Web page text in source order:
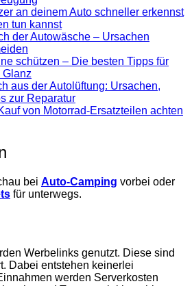
an deinem Auto schneller erkennst
tun kannst
der Autowäsche – Ursachen
schützen – Die besten Tipps für
Glanz
aus der Autolüftung: Ursachen,
zur Reparatur
von Motorrad-Ersatzteilen achten
bei Auto-Camping vorbei oder
für unterwegs.
Werbelinks genutzt. Diese sind
Dabei entstehen keinerlei
werden Serverkosten